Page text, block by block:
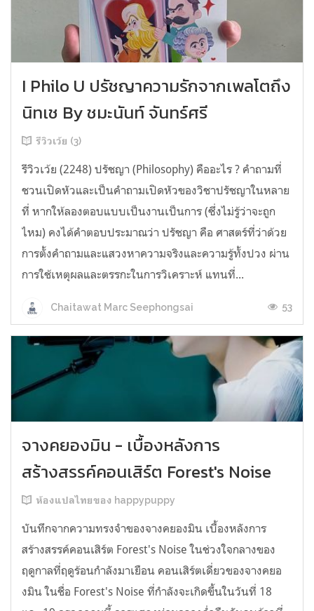
I Philo U ปรัชญาความรักจากเพลโตถึง
นิทเช By ชมะนันท์ จันทร์ศรี
รีวิวเว้ย (3)
รีวิวเว้ย (2248) ปรัชญา (Philosophy) คืออะไร ? คำถามที่
ชวนเปิดหัวและเป็นคำถามเปิดหัวของวิชาปรัชญาในหลาย
ที่ หากให้ลองตอบแบบเป็นงานเป็นการ (ซึ่งไม่รู้ว่าจะถูก
ไหม) คงได้คำตอบประมาณว่า ปรัชญา คือ ศาสตร์ที่ว่าด้วย
การตั้งคำถามและแสวงหาความจริงและความรู้ทั้งปวง ผ่าน
การใช้เหตุผลและตรรกะในการวิเคราะห์ แทนที่...
Chaitawat Marc Seephongsai 53
จางคยองมิน - เบื้องหลังการ
สร้างสรรค์คอนเสิร์ต Forest's Noise
ห้องแปลไทยของ happypuppy
บันทึกจากความทรงจำของจางคยองมิน เบื้องหลังการ
สร้างสรรค์คอนเสิร์ต Forest's Noise ในช่วงใจกลางของ
ฤดูกาลที่ฤดูร้อนกำลังมาเยือน คอนเสิร์ตเดี่ยวของจางคยอ
งมิน ในชื่อ Forest's Noise ที่กำลังจะเกิดขึ้นในวันที่ 18